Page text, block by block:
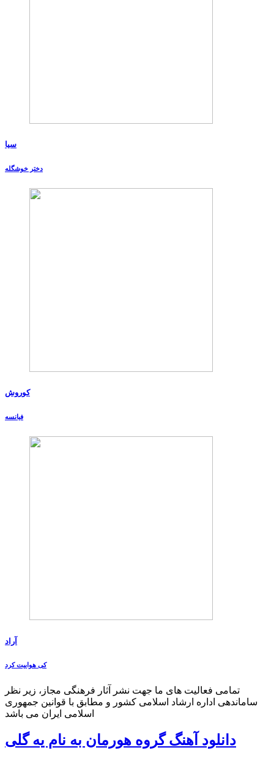
سیا
دختر خوشگله
کوروش
فیانسه
آراد
کی هواییت کرد
تمامی فعالیت های ما جهت نشر آثار فرهنگی مجاز، زیر نظر
ساماندهی اداره ارشاد اسلامی کشور و مطابق با قوانین جمهوری
اسلامی ایران می باشد
دانلود آهنگ گروه هورمان به نام یه گلی